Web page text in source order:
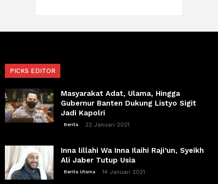
PICKS EDITOR
Masyarakat Adat, Ulama, Hingga
Gubernur Banten Dukung Listyo Sigit
Jadi Kapolri
Berita 22 Januari 2021
Inna lillahi Wa Inna Ilaihi Raji’un, Syeikh
Ali Jaber Tutup Usia
Berita Utama 14 Januari 2021